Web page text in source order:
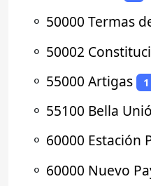
⚬ 50000 Termas
⚬ 50002
⚬ 55000 Artigas 1
⚬ 55100 Bella
⚬ 60000 Estación
⚬ 60000 Nuevo